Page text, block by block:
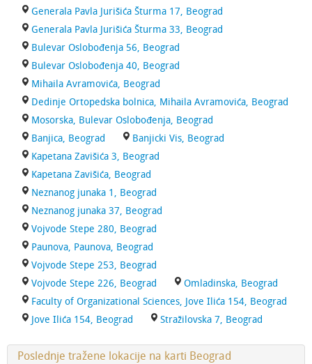
Generala Pavla Jurišića Šturma 17, Beograd
Generala Pavla Jurišića Šturma 33, Beograd
Bulevar Oslobođenja 56, Beograd
Bulevar Oslobođenja 40, Beograd
Mihaila Avramovića, Beograd
Dedinje Ortopedska bolnica, Mihaila Avramovića, Beograd
Mosorska, Bulevar Oslobođenja, Beograd
Banjica, Beograd
Banjicki Vis, Beograd
Kapetana Zavišića 3, Beograd
Kapetana Zavišića, Beograd
Neznanog junaka 1, Beograd
Neznanog junaka 37, Beograd
Vojvode Stepe 280, Beograd
Paunova, Paunova, Beograd
Vojvode Stepe 253, Beograd
Vojvode Stepe 226, Beograd
Omladinska, Beograd
Faculty of Organizational Sciences, Jove Ilića 154, Beograd
Jove Ilića 154, Beograd
Stražilovska 7, Beograd
Poslednje tražene lokacije na karti Beograd